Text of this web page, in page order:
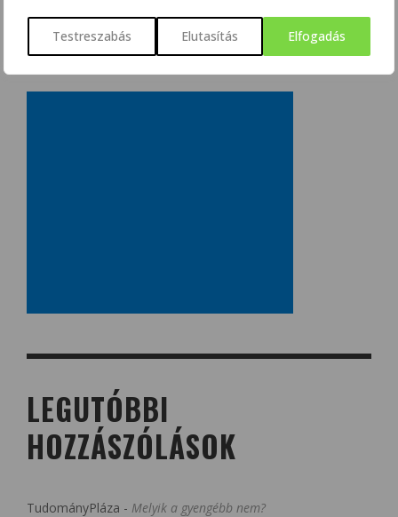
Testreszabás Elutasítás Elfogadás
LEGUTÓBBI
HOZZÁSZÓLÁSOK
TudományPláza - Melyik a gyengébb nem?